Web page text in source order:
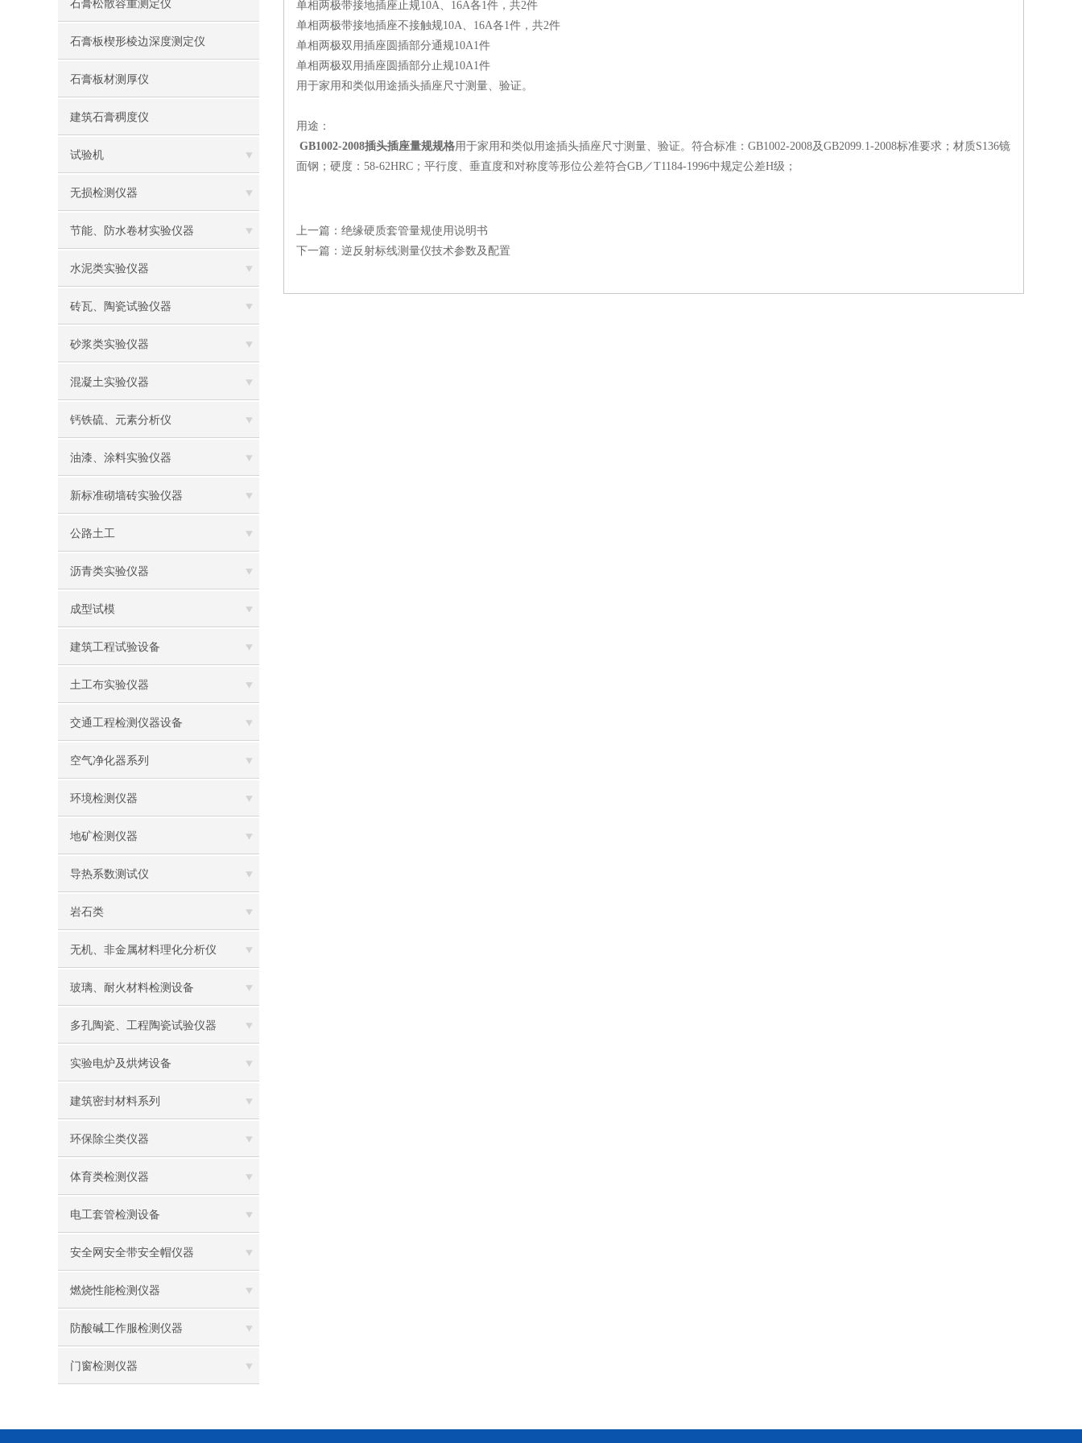
石膏松散容重测定仪
石膏板楔形棱边深度测定仪
石膏板材测厚仪
建筑石膏稠度仪
试验机
无损检测仪器
节能、防水卷材实验仪器
水泥类实验仪器
砖瓦、陶瓷试验仪器
砂浆类实验仪器
混凝土实验仪器
钙铁硫、元素分析仪
油漆、涂料实验仪器
新标准砌墙砖实验仪器
公路土工
沥青类实验仪器
成型试模
建筑工程试验设备
土工布实验仪器
交通工程检测仪器设备
空气净化器系列
环境检测仪器
地矿检测仪器
导热系数测试仪
岩石类
无机、非金属材料理化分析仪
玻璃、耐火材料检测设备
多孔陶瓷、工程陶瓷试验仪器
实验电炉及烘烤设备
建筑密封材料系列
环保除尘类仪器
体育类检测仪器
电工套管检测设备
安全网安全带安全帽仪器
燃烧性能检测仪器
防酸碱工作服检测仪器
门窗检测仪器
单相两极带接地插座止规10A、16A各1件，共2件
单相两极带接地插座不接触规10A、16A各1件，共2件
单相两极双用插座圆插部分通规10A1件
单相两极双用插座圆插部分止规10A1件
用于家用和类似用途插头插座尺寸测量、验证。
用途：
GB1002-2008插头插座量规规格用于家用和类似用途插头插座尺寸测量、验证。符合标准：GB1002-2008及GB2099.1-2008标准要求；材质S136镜
面钢；硬度：58-62HRC；平行度、垂直度和对称度等形位公差符合GB／T1184-1996中规定公差H级；
上一篇： 绝缘硬质套管量规使用说明书
下一篇： 逆反射标线测量仪技术参数及配置